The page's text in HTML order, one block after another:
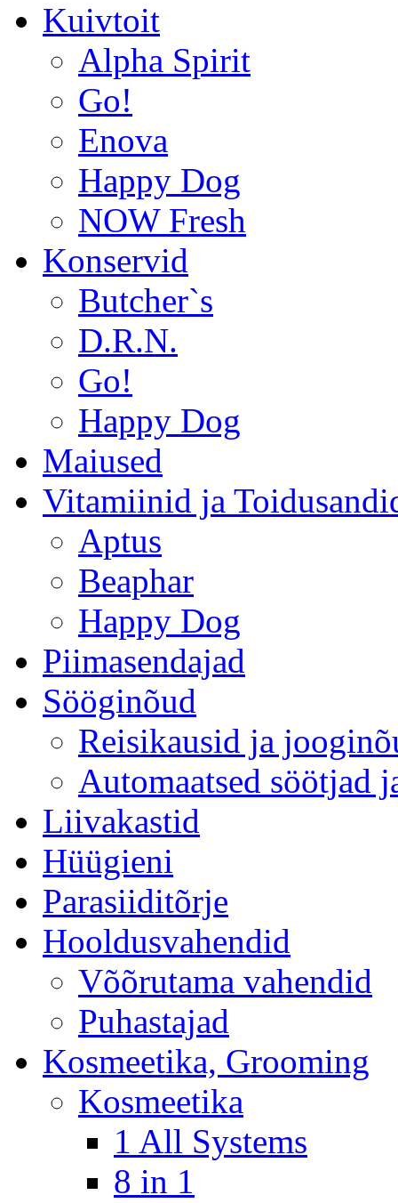
Kuivtoit
Alpha Spirit
Go!
Enova
Happy Dog
NOW Fresh
Konservid
Butcher`s
D.R.N.
Go!
Happy Dog
Maiused
Vitamiinid ja
Aptus
Beaphar
Happy Dog
Piimasendajad
Sööginõud
Reisikausid ja
Automaatsed söötjad
Liivakastid
Hüügieni
Parasiiditõrje
Hooldusvahendid
Võõrutama vahendid
Puhastajad
Kosmeetika, Grooming
Kosmeetika
1 All Systems
8 in 1